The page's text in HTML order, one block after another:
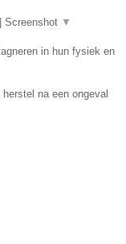
Screenshot ▼
in hun fysiek en
na een ongeval